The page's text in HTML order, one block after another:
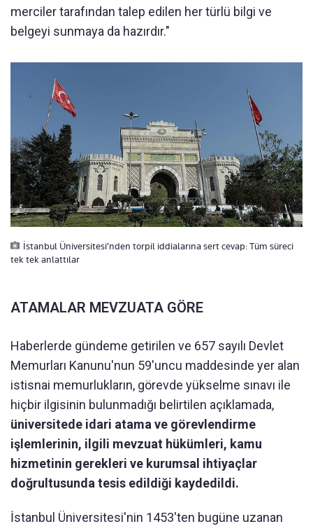
merciler tarafından talep edilen her türlü bilgi ve
belgeyi sunmaya da hazırdır."
İstanbul Üniversitesi’nden torpil iddialarına sert cevap: Tüm süreci
tek tek anlattılar
ATAMALAR MEVZUATA GÖRE
Haberlerde gündeme getirilen ve 657 sayılı Devlet
Memurları Kanunu'nun 59'uncu maddesinde yer alan
istisnai memurlukların, görevde yükselme sınavı ile
hiçbir ilgisinin bulunmadığı belirtilen açıklamada,
üniversitede idari atama ve görevlendirme
işlemlerinin, ilgili mevzuat hükümleri, kamu
hizmetinin gerekleri ve kurumsal ihtiyaçlar
doğrultusunda tesis edildiği kaydedildi.
İstanbul Üniversitesi'nin 1453'ten bugüne uzanan